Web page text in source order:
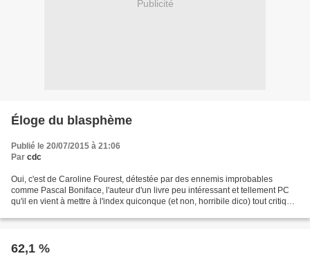
Publicité
Éloge du blasphème
Publié le 20/07/2015 à 21:06
Par cdc
Oui, c'est de Caroline Fourest, détestée par des ennemis improbables
comme Pascal Boniface, l'auteur d'un livre peu intéressant et tellement PC
qu'il en vient à mettre à l'index quiconque (et non, horribile dico) tout critique
62,1 %